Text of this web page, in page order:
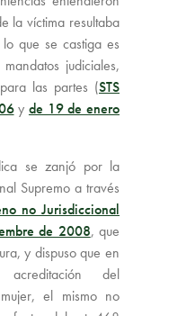
la víctima resultaba
que se castiga es
judiciales,
las partes (STS
y de 19 de enero
se zanjó por la
Supremo a través
no Jurisdiccional
de 2008, que
y dispuso que en
del
el mismo no